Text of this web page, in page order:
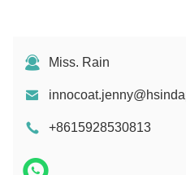
Miss. Rain
+8615928530813